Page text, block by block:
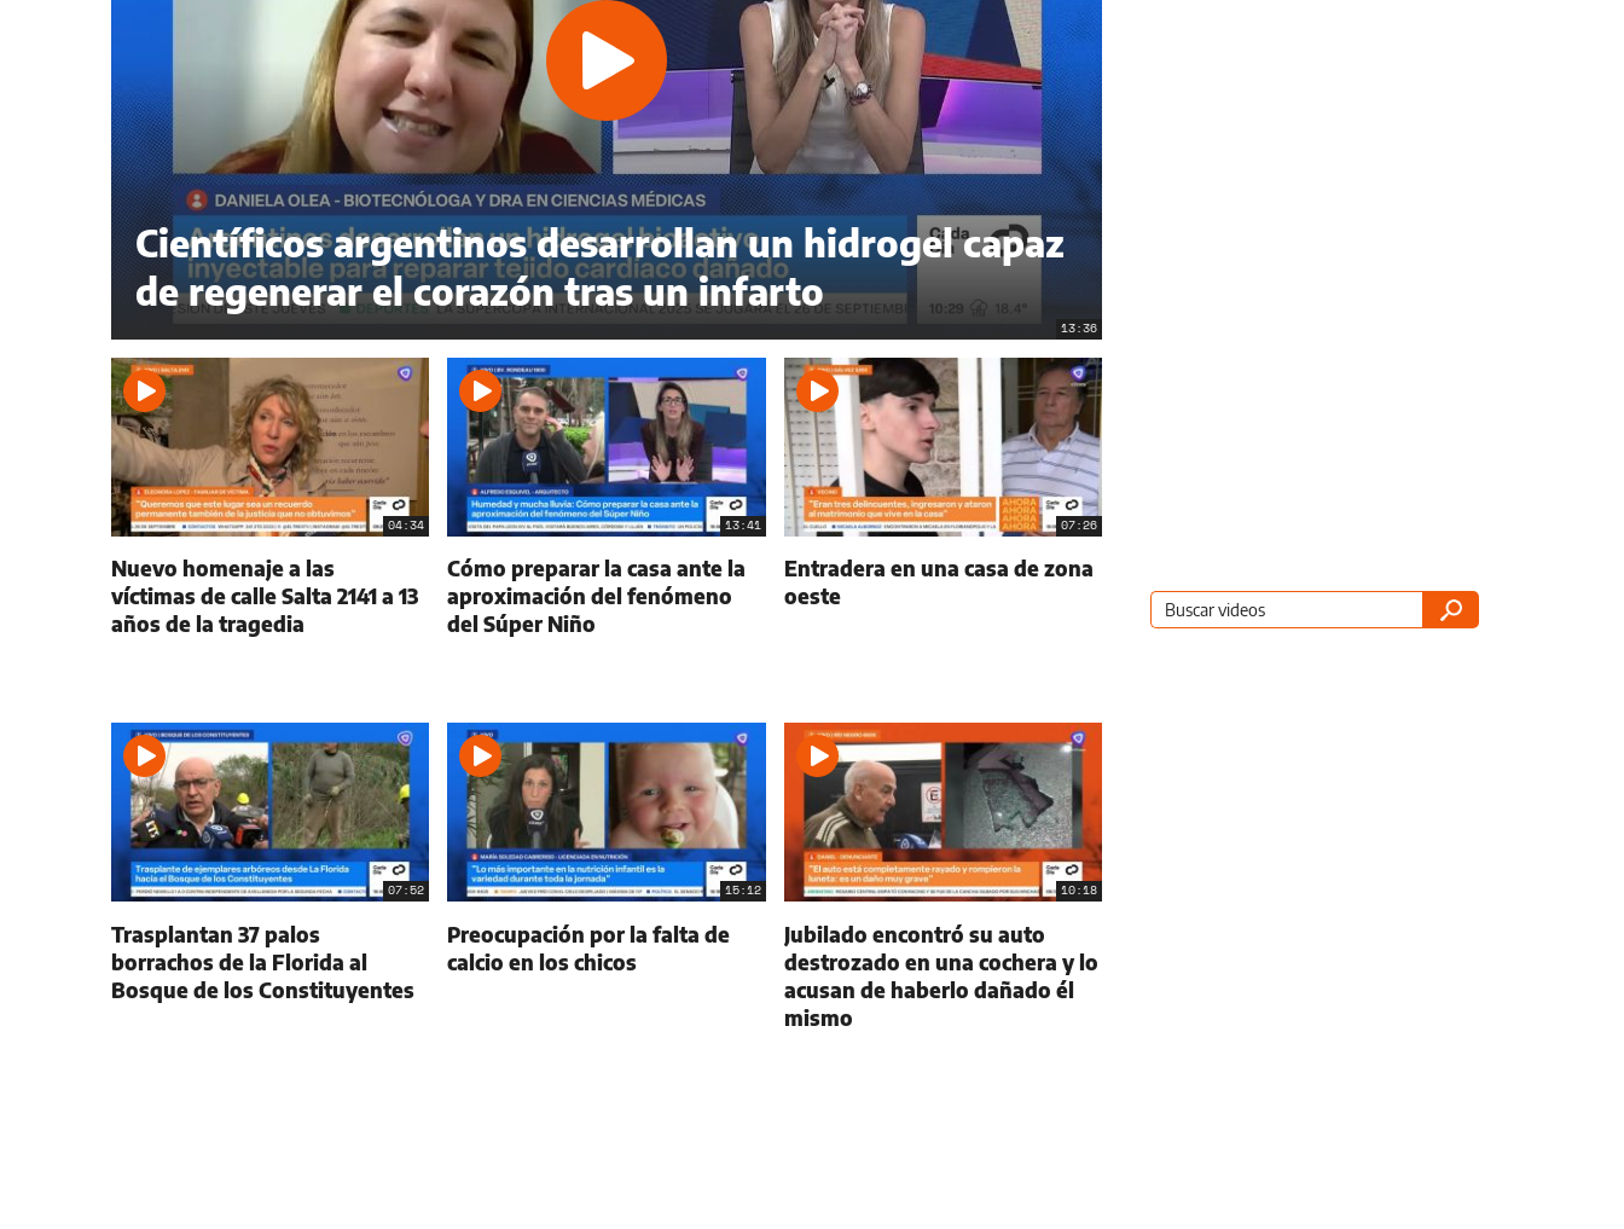
13:36
Científicos argentinos desarrollan un hidrogel capaz
de regenerar el corazón tras un infarto
04:34
Nuevo homenaje a las
víctimas de calle Salta 2141 a 13
años de la tragedia
13:41
Cómo preparar la casa ante la
aproximación del fenómeno
del Súper Niño
07:26
Entradera en una casa de zona
oeste
07:52
Trasplantan 37 palos
borrachos de la Florida al
Bosque de los Constituyentes
15:12
Preocupación por la falta de
calcio en los chicos
10:18
Jubilado encontró su auto
destrozado en una cochera y lo
acusan de haberlo dañado él
mismo